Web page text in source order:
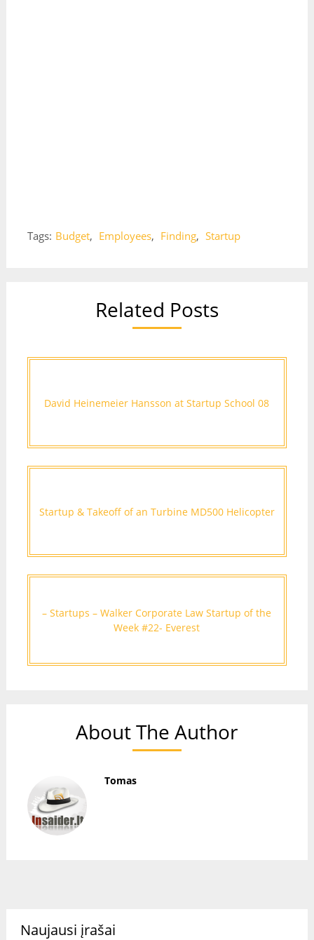
Tags: Budget, Employees, Finding, Startup
Related Posts
David Heinemeier Hansson at Startup School 08
Startup & Takeoff of an Turbine MD500 Helicopter
– Startups – Walker Corporate Law Startup of the
Week #22- Everest
About The Author
Tomas
Naujausi įrašai